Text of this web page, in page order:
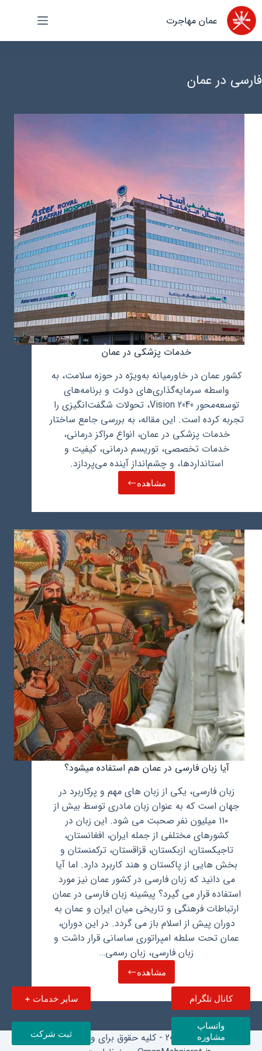
پرش
به
محتوا
عمان مهاجرت
فارسی در عمان
خدمات پزشکی در عمان
کشور عمان در خاورمیانه به‌ویژه در حوزه سلامت، به
واسطه سرمایه‌گذاری‌های دولت و برنامه‌های
توسعه‌محور Vision 2040، تحولات شگفت‌انگیزی را
تجربه کرده است. این مقاله، به بررسی جامع ساختار
خدمات پزشکی در عمان، انواع مراکز درمانی،
خدمات تخصصی، توریسم درمانی، کیفیت و
استانداردها، و چشم‌انداز آینده می‌پردازد.
مشاهدهخدمات
در
آیا زبان فارسی در عمان هم استفاده میشود؟
زبان فارسی، یکی از زبان های مهم و پرکاربرد در
جهان است که به عنوان زبان مادری توسط بیش از
۱۱۰ میلیون نفر صحبت می شود. این زبان در
کشورهای مختلفی از جمله ایران، افغانستان،
تاجیکستان، ازبکستان، قزاقستان، ترکمنستان و
بخش هایی از پاکستان و هند کاربرد دارد. اما آیا
می دانید که زبان فارسی در کشور عمان نیز مورد
استفاده قرار می گیرد؟ پیشینه زبان فارسی در عمان
ارتباطات فرهنگی و تاریخی میان ایران و عمان به
دوران پیش از اسلام باز می گردد. در این دوران،
عمان تحت سلطه امپراتوری ساسانی قرار داشت و
زبان فارسی، زبان رسمی…
مشاهده
آیا
فارسی
هم
استفاده
کپی‌رایت © ‏2026 - کلیه حقوق برای وبسایت
واتساپ
مشاوره
کانال تلگرام
ثبت شرکت
سایر خدمات +